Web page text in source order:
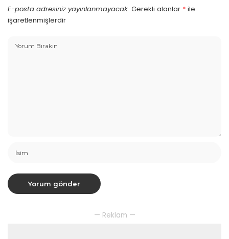
E-posta adresiniz yayınlanmayacak. Gerekli alanlar * ile
işaretlenmişlerdir
— Reklam —